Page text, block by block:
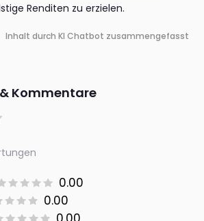
Renditen zu erzielen.
Inhalt durch KI Chatbot zusammengefasst
Kommentare
0.00
0.00